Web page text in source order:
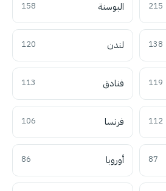
215 البوسنة 158
138 لندن 120
119 فنادق 113
112 فرنسا 106
87 أوروبا 86